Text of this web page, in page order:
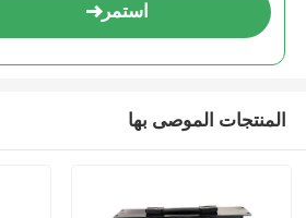
استمر
المنتجات الموصى بها